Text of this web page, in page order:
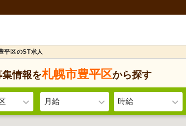
平区のST求人
情報を札幌市豊平区から探す
月給 時給